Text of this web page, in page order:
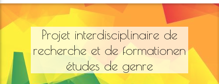
Projet interdisciplinaire de
recherche et de formationen
études de genre